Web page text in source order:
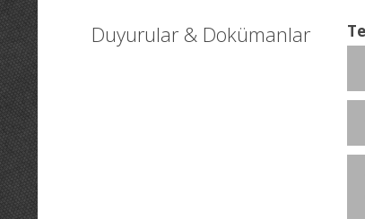
Duyurular & Dokümanlar